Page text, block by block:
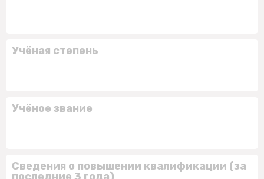
Учёная степень
Учёное звание
Сведения о повышении квалификации (за